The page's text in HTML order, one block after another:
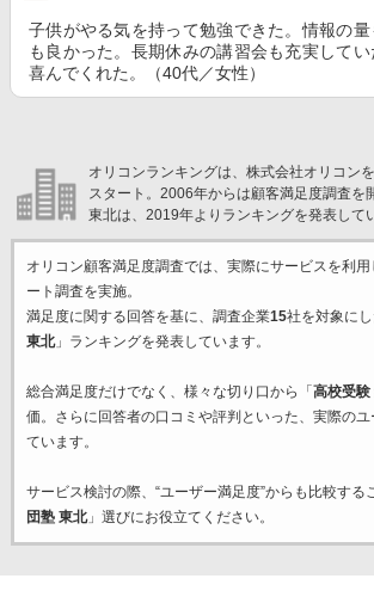
子供がやる気を持って勉強できた。情報の
も良かった。長期休みの講習会も充実して
喜んでくれた。（40代／女性）
オリコンランキングは、株式会社オリコン
スタート。2006年からは顧客満足度調査を
東北は、2019年よりランキングを発表して
オリコン顧客満足度調査では、実際にサービスを利用
ート調査を実施。
満足度に関する回答を基に、調査企業15社を対象にし
東北」ランキングを発表しています。
総合満足度だけでなく、様々な切り口から「 高校受験
価。さらに回答者の口コミや評判といった、実際の
ています。
サービス検討の際、“ユーザー満足度”からも比較する
団塾 東北」選びにお役立てください。